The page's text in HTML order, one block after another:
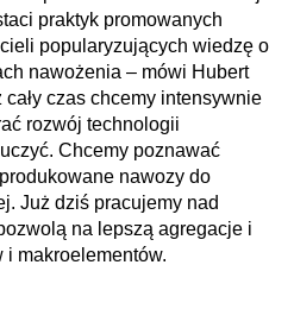
praktyk promowanych
popularyzujących wiedzę o
nawożenia – mówi Hubert
czas chcemy intensywnie
rozwój technologii
Chcemy poznawać
nawozy do
Już dziś pracujemy nad
na lepszą agregacje i
i makroelementów.